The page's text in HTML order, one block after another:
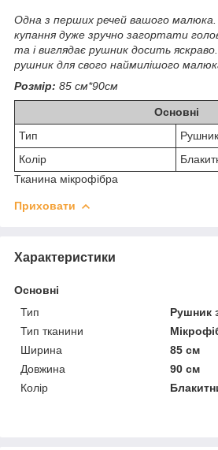
Одна з перших речей вашого малюка.
купання дуже зручно загортати
та і виглядає рушник досить
рушник для свого наймилішого
Розмір: 85 см*90см
Основні
Тип
Колір
Тканина мікрофібра
Приховати
Характеристики
Основні
Тип
Рушник
Тип тканини
Ширина
85 см
Довжина
90 см
Колір